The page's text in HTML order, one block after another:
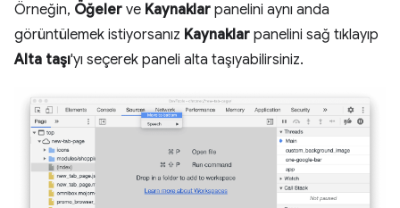
Örneğin, Öğeler ve Kaynaklar panelini aynı anda
görüntülemek istiyorsanız Kaynaklar panelini sağ tıklayıp
Alta taşı'yı seçerek paneli alta taşıyabilirsiniz.